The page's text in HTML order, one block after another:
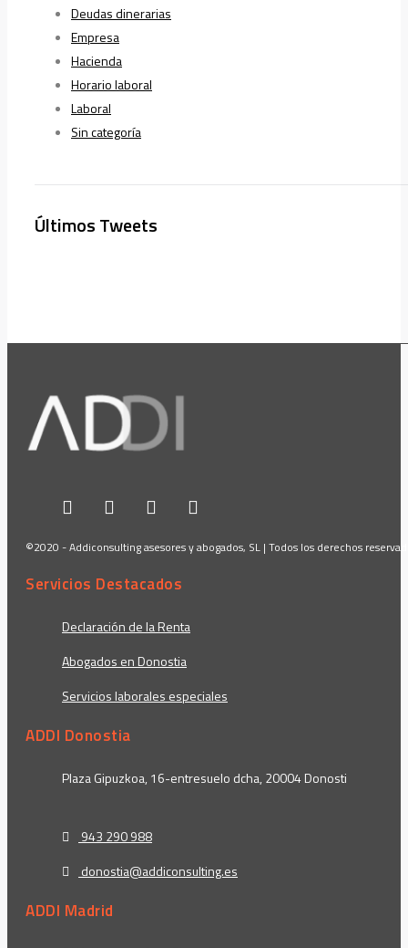
Deudas dinerarias
Empresa
Hacienda
Horario laboral
Laboral
Sin categoría
Últimos Tweets
©2020 - Addiconsulting asesores y abogados, SL | Todos los derechos
Servicios Destacados
Declaración de la Renta
Abogados en Donostia
Servicios laborales especiales
ADDI Donostia
Plaza Gipuzkoa, 16-entresuelo dcha, 20004 Donosti
943 290 988
donostia@addiconsulting.es
ADDI Madrid